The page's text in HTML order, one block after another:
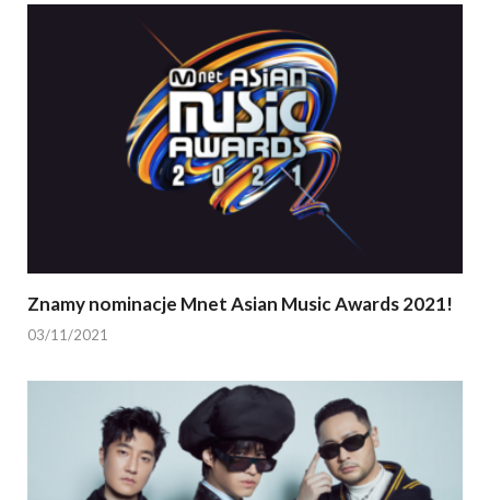
Znamy nominacje Mnet Asian Music Awards 2021!
03/11/2021